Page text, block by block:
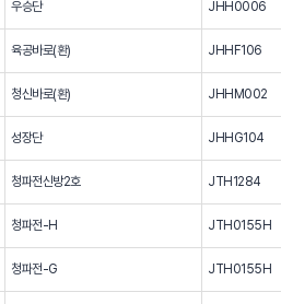
우승단 JHH0006
육공바로(환) JHHF106
청신바로(환) JHHM002
성장단 JHHG104
청파전신방2호 JTH1284
청파전-H JTH0155H
청파전-G JTH0155H